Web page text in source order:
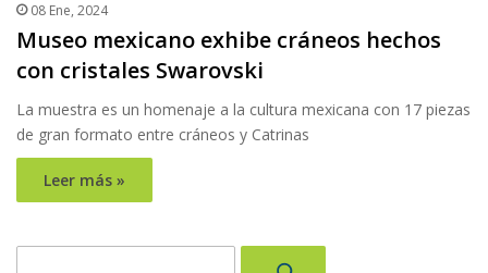
08 Ene, 2024
Museo mexicano exhibe cráneos hechos
con cristales Swarovski
La muestra es un homenaje a la cultura mexicana con 17 piezas
de gran formato entre cráneos y Catrinas
Leer más »